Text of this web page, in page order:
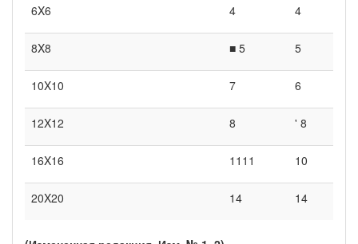
6X6 4 4
8X8 ■ 5 5
10X10 7 6
12X12 8 ' 8
16X16 1111 10
20X20 14 14